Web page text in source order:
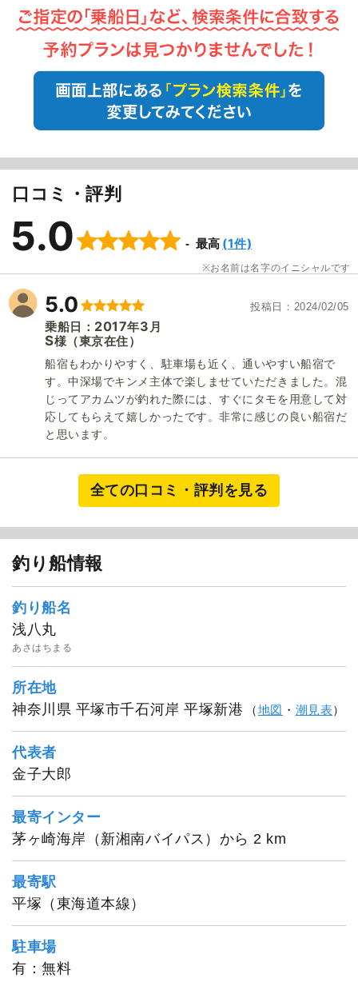
口コミ・評判
5.0 最高 (1件)
お名前は名字のイニシャルです
5.0 投稿日 2024/02/05
乗船日： 2017年3 月
S様 （東京在住）
船宿もわかりやすく、駐車場も近く、通いやすい船宿で
す。中深場でキンメ主体で楽しませていただきました。混
じってアカムツが釣れた際には、すぐにタモを用意して対
応してもらえて嬉しかったです。非常に感じの良い船宿だ
と思います。
全ての口コミ・評判を見る
釣り船情報
釣り船名
浅八丸
あさはちまる
所在地
神奈川県 平塚市千石河岸 平塚新港
（地図 ・ 潮見表）
代表者
金子大郎
最寄インター
茅ヶ崎海岸（新湘南バイパス）から 2 km
最寄駅
平塚（東海道本線）
駐車場
有：無料